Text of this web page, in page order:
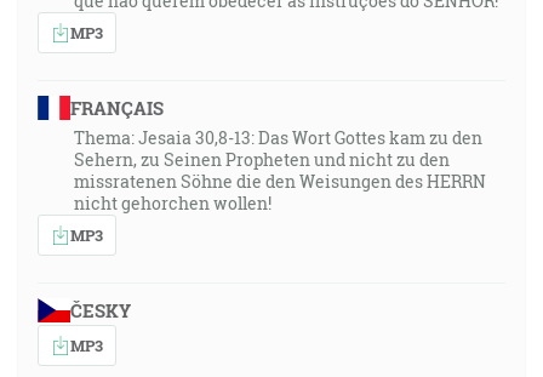
MP3
FRANÇAIS
Thema: Jesaia 30,8-13: Das Wort Gottes kam zu den
Sehern, zu Seinen Propheten und nicht zu den
missratenen Söhne die den Weisungen des HERRN
nicht gehorchen wollen!
MP3
ČESKY
MP3